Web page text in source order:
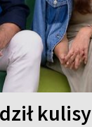
kulisy